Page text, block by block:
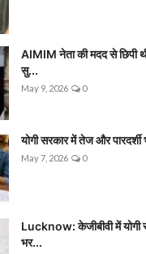
AIMIM नेता की मदद से छिपी
सु...
May 9, 2026 0
योगी सरकार में तेज और पारदर्शी
May 7, 2026 0
Lucknow: केजीबीवी में योगी
भर...